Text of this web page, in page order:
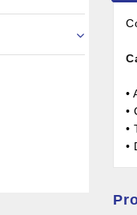
•
•
•
•